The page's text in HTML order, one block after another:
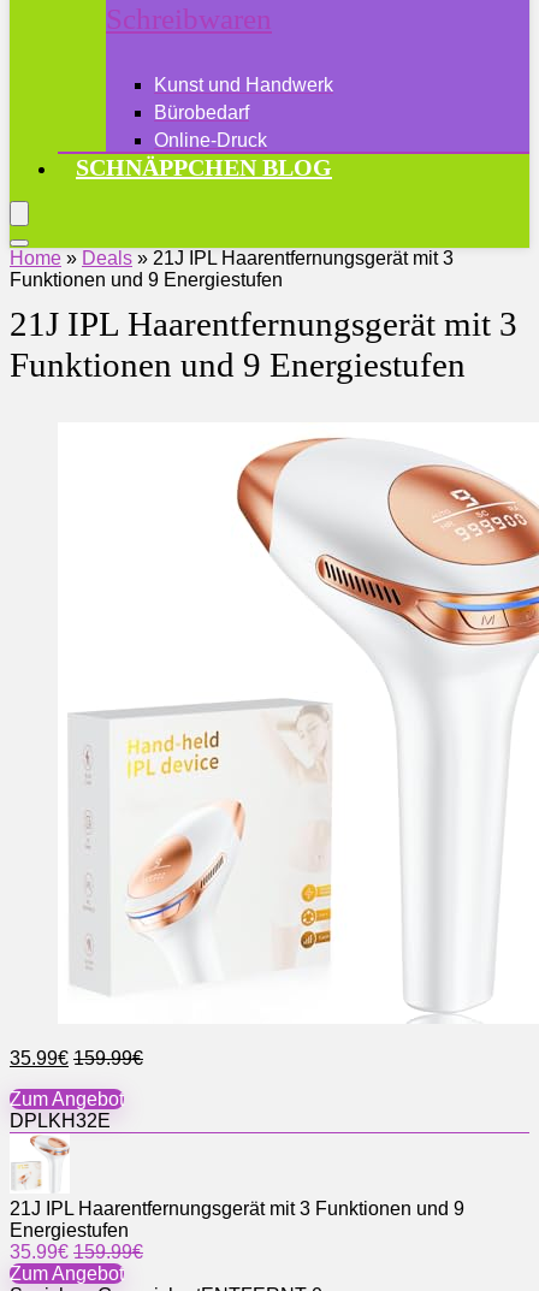
Schreibwaren
Kunst und Handwerk
Bürobedarf
Online-Druck
SCHNÄPPCHEN BLOG
Home » Deals » 21J IPL Haarentfernungsgerät mit 3
Funktionen und 9 Energiestufen
21J IPL Haarentfernungsgerät mit 3
Funktionen und 9 Energiestufen
35.99€ 159.99€
Zum Angebot
DPLKH32E
21J IPL Haarentfernungsgerät mit 3 Funktionen und 9
Energiestufen
35.99€ 159.99€
Zum Angebot